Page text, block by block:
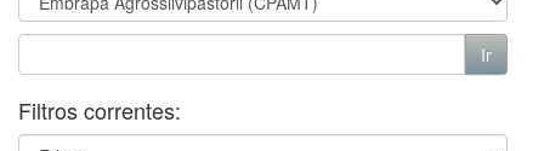
Filtros correntes: